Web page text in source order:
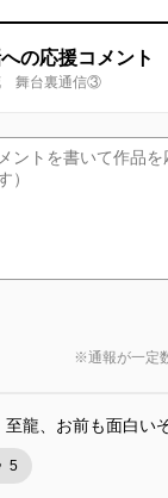
の応援コメント
舞台裏通信③
※通報が一定
至龍、お前も面白い
5